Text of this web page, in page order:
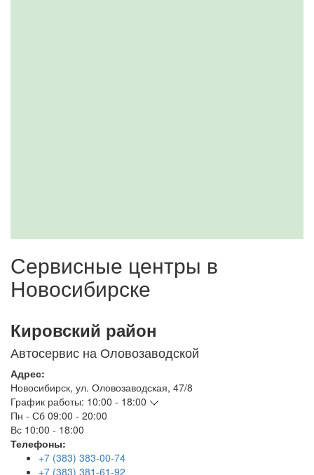
Сервисные центры в
Новосибирске
Кировский район
Автосервис на Оловозаводской
Адрес:
Новосибирск, ул. Оловозаводская, 47/8
График работы: 10:00 - 18:00
Пн - Сб 09:00 - 20:00
Вс 10:00 - 18:00
Телефоны:
+7 (383) 383-00-74
+7 (383) 381-61-92